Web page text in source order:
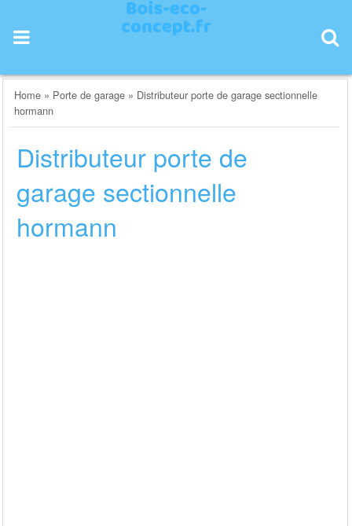
content
Home » Porte de garage » Distributeur porte de garage sectionnelle
hormann
Distributeur porte de
garage sectionnelle
hormann